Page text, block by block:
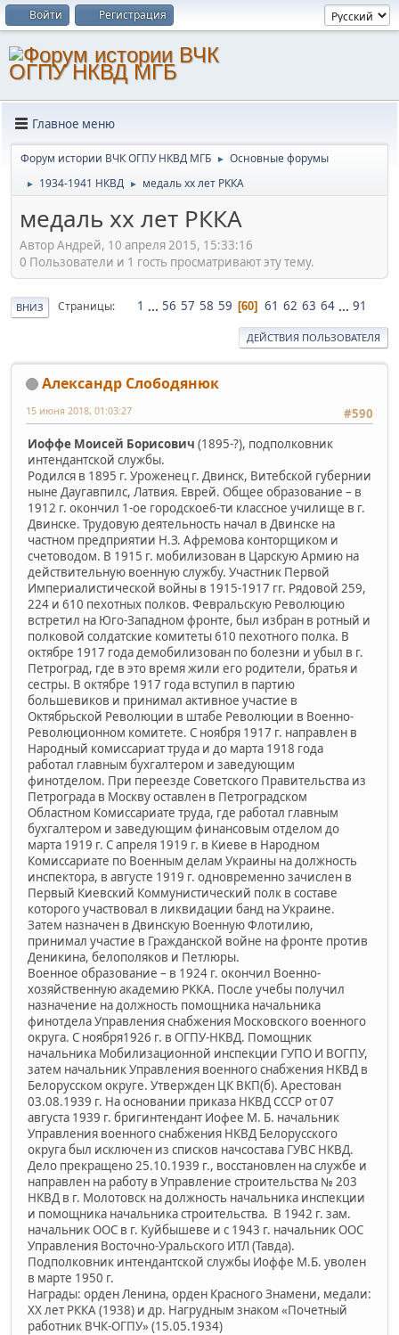
Войти Регистрация
Главное меню
Форум истории ВЧК ОГПУ НКВД МГБ ► Основные форумы
► 1934-1941 НКВД ► медаль хх лет РККА
медаль хх лет РККА
Автор Андрей, 10 апреля 2015, 15:33:16
0 Пользователи и 1 гость просматривают эту тему.
ВНИЗ Страницы 1 ... 56 57 58 59 60 61 62 63 64 ... 91
ДЕЙСТВИЯ ПОЛЬЗОВАТЕЛЯ
Александр Слободянюк
#590
15 июня 2018, 01:03:27
Иоффе Моисей Борисович (1895-?), подполковник
интендантской службы.
Родился в 1895 г. Уроженец г. Двинск, Витебской губернии
ныне Даугавпилс, Латвия. Еврей. Общее образование – в
1912 г. окончил 1-ое городское6-ти классное училище в г.
Двинске. Трудовую деятельность начал в Двинске на
частном предприятии Н.З. Афремова конторщиком и
счетоводом. В 1915 г. мобилизован в Царскую Армию на
действительную военную службу. Участник Первой
Империалистической войны в 1915-1917 гг. Рядовой 259,
224 и 610 пехотных полков. Февральскую Революцию
встретил на Юго-Западном фронте, был избран в ротный и
полковой солдатские комитеты 610 пехотного полка. В
октябре 1917 года демобилизован по болезни и убыл в г.
Петроград, где в это время жили его родители, братья и
сестры. В октябре 1917 года вступил в партию
большевиков и принимал активное участие в
Октябрьской Революции в штабе Революции в Военно-
Революционном комитете. С ноября 1917 г. направлен в
Народный комиссариат труда и до марта 1918 года
работал главным бухгалтером и заведующим
финотделом. При переезде Советского Правительства из
Петрограда в Москву оставлен в Петроградском
Областном Комиссариате труда, где работал главным
бухгалтером и заведующим финансовым отделом до
марта 1919 г. С апреля 1919 г. в Киеве в Народном
Комиссариате по Военным делам Украины на должность
инспектора, в августе 1919 г. одновременно зачислен в
Первый Киевский Коммунистический полк в составе
которого участвовал в ликвидации банд на Украине.
Затем назначен в Двинскую Военную Флотилию,
принимал участие в Гражданской войне на фронте против
Деникина, белополяков и Петлюры.
Военное образование – в 1924 г. окончил Военно-
хозяйственную академию РККА. После учебы получил
назначение на должность помощника начальника
финотдела Управления снабжения Московского военного
округа. С ноября1926 г. в ОГПУ-НКВД. Помощник
начальника Мобилизационной инспекции ГУПО И ВОГПУ,
затем начальник Управления военного снабжения НКВД в
Белорусском округе. Утвержден ЦК ВКП(б). Арестован
03.08.1939 г. На основании приказа НКВД СССР от 07
августа 1939 г. бригинтендант Иофее М. Б. начальник
Управления военного снабжения НКВД Белорусского
округа был исключен из списков начсостава ГУВС НКВД.
Дело прекращено 25.10.1939 г., восстановлен на службе и
направлен на работу в Управление строительства № 203
НКВД в г. Молотовск на должность начальника инспекции
и помощника начальника строительства. В 1942 г. зам.
начальник ООС в г. Куйбышеве и с 1943 г. начальник ООС
Управления Восточно-Уральского ИТЛ (Тавда).
Подполковник интендантской службы Иоффе М.Б. уволен
в марте 1950 г.
Награды: орден Ленина, орден Красного Знамени, медали:
ХХ лет РККА (1938) и др. Нагрудным знаком «Почетный
работник ВЧК-ОГПУ» (15.05.1934)